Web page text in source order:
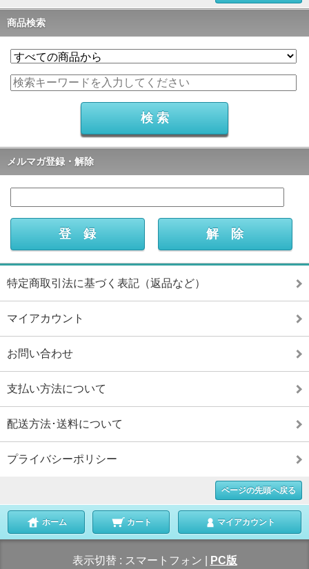
商品検索
メルマガ登録・解除
特定商取引法に基づく表記（返品など）
マイアカウント
お問い合わせ
支払い方法について
配送方法･送料について
プライバシーポリシー
ページの先頭へ戻る
ホーム カート マイアカウント
表示切替 : スマートフォン PC版